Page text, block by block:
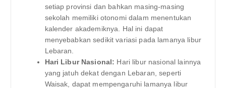
setiap provinsi dan bahkan masing-masing
sekolah memiliki otonomi dalam menentukan
kalender akademiknya. Hal ini dapat
menyebabkan sedikit variasi pada lamanya libur
Lebaran.
Hari Libur Nasional: Hari libur nasional lainnya
yang jatuh dekat dengan Lebaran, seperti
Waisak, dapat mempengaruhi lamanya libur